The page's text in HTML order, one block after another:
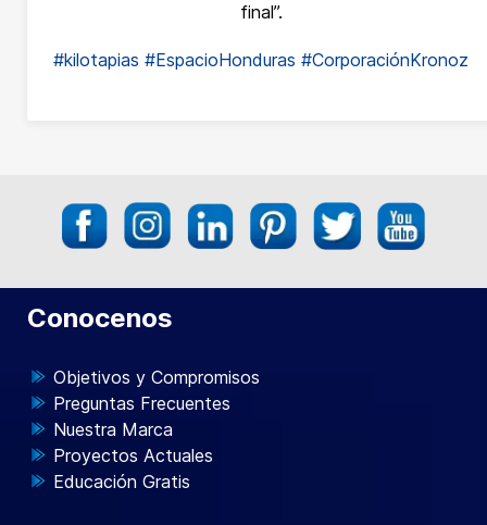
final”.
#kilotapias #EspacioHonduras #CorporaciónKronoz
Conocenos
Objetivos y Compromisos
Preguntas Frecuentes
Nuestra Marca
Proyectos Actuales
Educación Gratis